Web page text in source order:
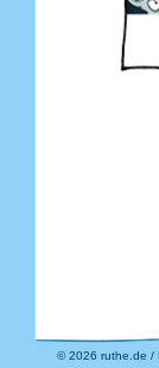
© 2026 ruthe.de /